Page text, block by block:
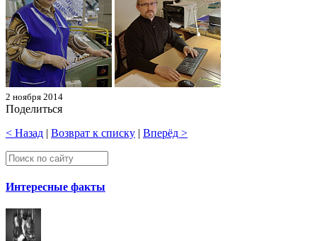
2 ноября 2014
Поделиться
< Назад | Возврат к списку | Вперёд >
Интересные факты